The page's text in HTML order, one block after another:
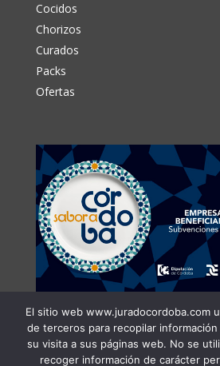
Cocidos
Chorizos
Curados
Packs
Ofertas
El sitio web www.juradocordoba.com
de terceros para recopilar
su visita a sus páginas web. No se
recoger información de carácter